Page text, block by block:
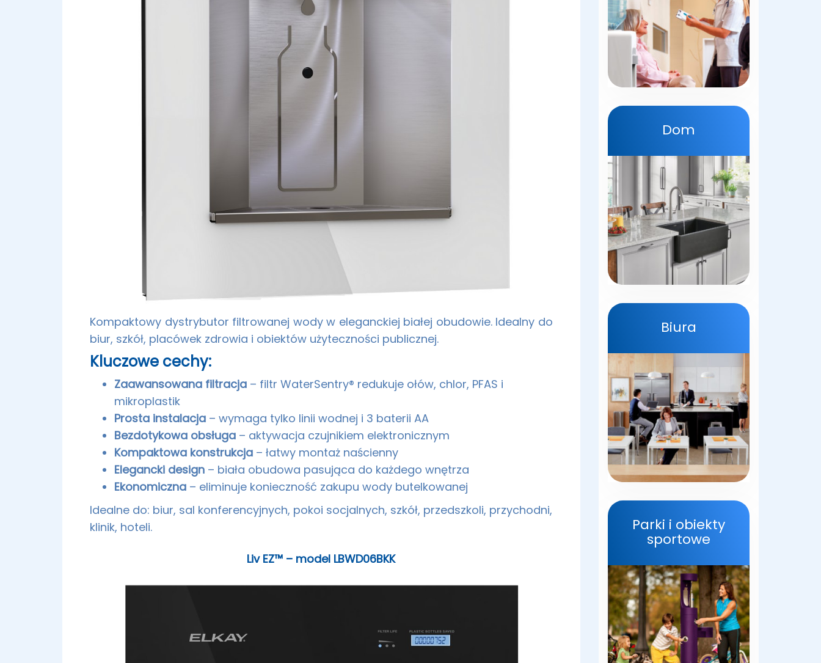
Kompaktowy dystrybutor filtrowanej wody w eleganckiej białej obudowie. Idealny do
biur, szkół, placówek zdrowia i obiektów użyteczności publicznej.
Kluczowe cechy:
Zaawansowana filtracja – filtr WaterSentry® redukuje ołów, chlor, PFAS i
mikroplastik
Prosta instalacja – wymaga tylko linii wodnej i 3 baterii AA
Bezdotykowa obsługa – aktywacja czujnikiem elektronicznym
Kompaktowa konstrukcja – łatwy montaż naścienny
Elegancki design – biała obudowa pasująca do każdego wnętrza
Ekonomiczna – eliminuje konieczność zakupu wody butelkowanej
Idealne do: biur, sal konferencyjnych, pokoi socjalnych, szkół, przedszkoli, przychodni,
klinik, hoteli.
Liv EZ™ – model LBWD06BKK
Dom
Biura
Parki i obiekty
sportowe